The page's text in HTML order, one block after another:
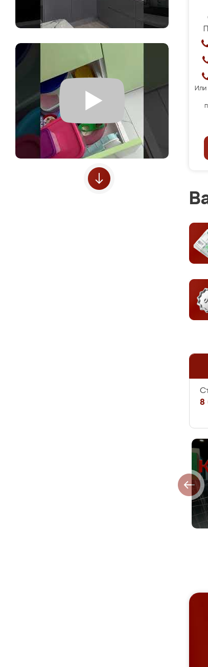
Или
8